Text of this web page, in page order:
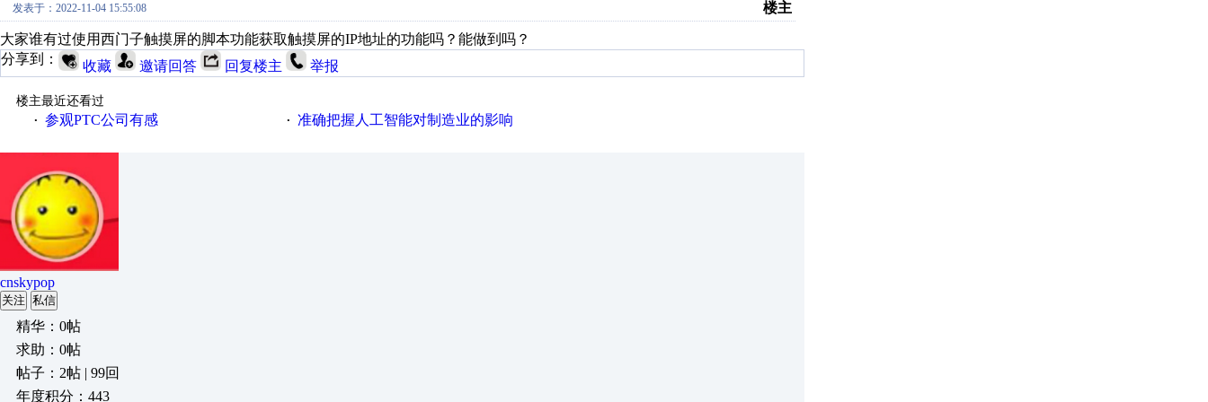
发表于：2022-11-04 15:55:08 楼主
大家谁有过使用西门子触摸屏的脚本功能获取触摸屏的IP地址的功能吗？能做到吗？
分享到：
收藏 邀请回答 回复楼主 举报
楼主最近还看过
· 参观PTC公司有感 · 准确把握人工智能对制造业的影响
cnskypop
关注 私信
精华：0帖
求助：0帖
帖子：2帖 | 99回
年度积分：443